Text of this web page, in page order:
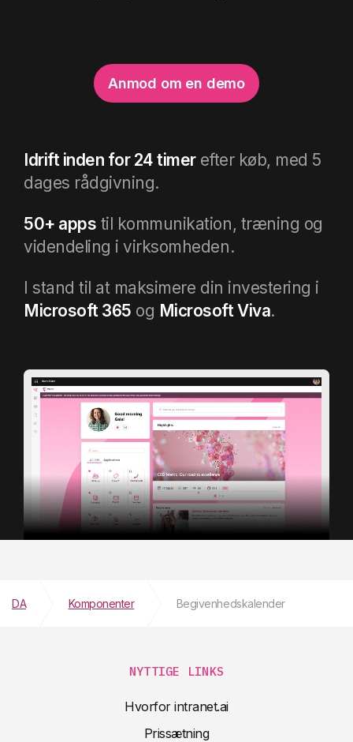
Anmod om en demo
Idrift inden for 24 timer efter køb, med 5
dages rådgivning.
50+ apps til kommunikation, træning og
videndeling i virksomheden.
I stand til at maksimere din investering i
Microsoft 365 og Microsoft Viva.
DA Komponenter Begivenhedskalender
NYTTIGE LINKS
Hvorfor intranet.ai
Prissætning